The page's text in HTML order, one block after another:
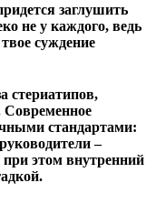
заглушить
не у каждого, ведь
суждение
стериатипов,
Современное
стандартами:
–
этом внутренний